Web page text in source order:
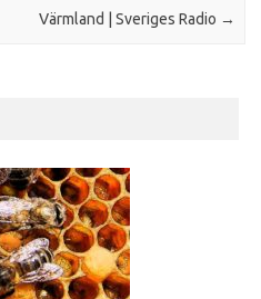
Värmland | Sveriges Radio →